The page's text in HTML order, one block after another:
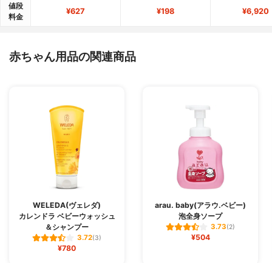
値段
料金
¥627 ¥198 ¥6,920
赤ちゃん用品の関連商品
WELEDA(ヴェレダ)
カレンドラ ベビーウォッシュ
＆シャンプー
3.72(3)
¥780
arau. baby(アラウ.ベビー)
泡全身ソープ
3.73(2)
¥504